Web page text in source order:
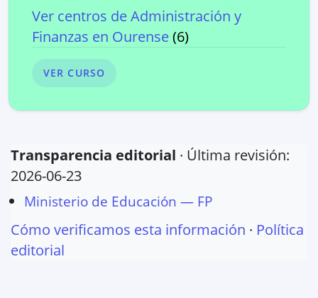
Ver centros deAdministración y
Finanzas en Ourense(6)
VER CURSO
Transparencia editorial · Última revisión:
2026-06-23
Ministerio de Educación — FP
Cómo verificamos esta información · Política
editorial